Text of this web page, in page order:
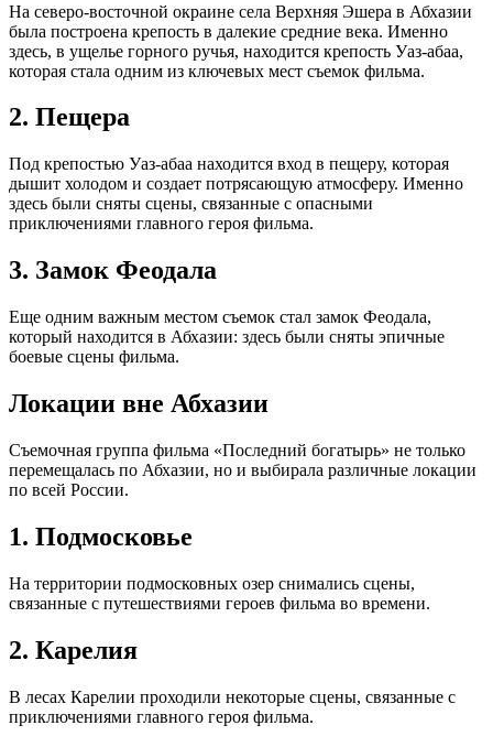
На северо-восточной окраине села Верхняя Эшера в Абхазии
была построена крепость в далекие средние века. Именно
здесь, в ущелье горного ручья, находится крепость Уаз-абаа,
которая стала одним из ключевых мест съемок фильма.
2. Пещера
Под крепостью Уаз-абаа находится вход в пещеру, которая
дышит холодом и создает потрясающую атмосферу. Именно
здесь были сняты сцены, связанные с опасными
приключениями главного героя фильма.
3. Замок Феодала
Еще одним важным местом съемок стал замок Феодала,
который находится в Абхазии: здесь были сняты эпичные
боевые сцены фильма.
Локации вне Абхазии
Съемочная группа фильма «Последний богатырь» не только
перемещалась по Абхазии, но и выбирала различные локации
по всей России.
1. Подмосковье
На территории подмосковных озер снимались сцены,
связанные с путешествиями героев фильма во времени.
2. Карелия
В лесах Карелии проходили некоторые сцены, связанные с
приключениями главного героя фильма.